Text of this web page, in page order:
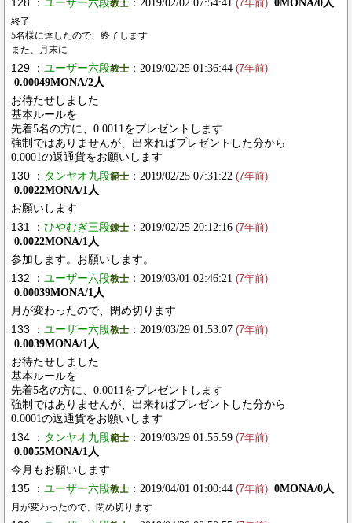
教士 ：2019/02/02 07:54:41 (7年前) 0MONA/0人
終了
5名様に達したので、終了します
また、月末に
129 ： ユーザー六段教士 ：2019/02/25 01:36:44 (7年前)
0.00049MONA/2人
お待たせしました
基本ルールを
先着5名の方に、0.0011をプレゼントします
強制ではありませんが、出来ればプレゼントした分から
0.0001の返通貨をお願いします
130 ： タンヤオ九段範士 ：2019/02/25 07:31:22 (7年前)
0.0022MONA/1人
お願いします
131 ： ひやむぎ三段錬士 ：2019/02/25 20:12:16 (7年前)
0.0022MONA/1人
参加します。お願いします。
132 ： ユーザー六段教士 ：2019/03/01 02:46:21 (7年前)
0.00039MONA/1人
月が変わったので、閉め切ります
133 ： ユーザー六段教士 ：2019/03/29 01:53:07 (7年前)
0.0039MONA/1人
お待たせしました
基本ルールを
先着5名の方に、0.0011をプレゼントします
強制ではありませんが、出来ればプレゼントした分から
0.0001の返通貨をお願いします
134 ： タンヤオ九段範士 ：2019/03/29 01:55:59 (7年前)
0.0055MONA/1人
今月もお願いします
135 ： ユーザー六段教士 ：2019/04/01 01:00:44 (7年前) 0MONA/0人
月が変わったので、閉め切ります